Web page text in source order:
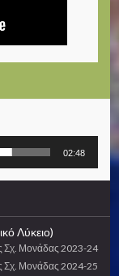
02:48
Λύκειο)
Σχ. Μονάδας 2023-24
Σχ. Μονάδας 2024-25